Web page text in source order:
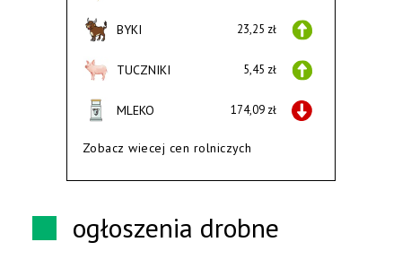
BYKI 23,25 zł
TUCZNIKI 5,45 zł
MLEKO 174,09 zł
Zobacz wiecej cen rolniczych
ogłoszenia drobne